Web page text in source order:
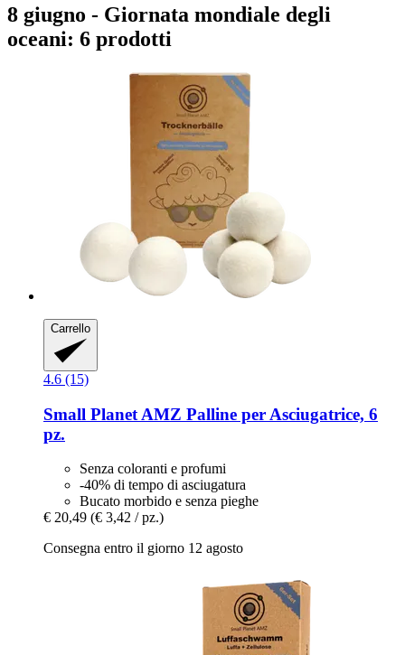
8 giugno - Giornata mondiale degli
oceani: 6 prodotti
Carrello
4.6 (15)
Small Planet AMZ Palline per Asciugatrice, 6
pz.
Senza coloranti e profumi
-40% di tempo di asciugatura
Bucato morbido e senza pieghe
€ 20,49 (€ 3,42 / pz.)
Consegna entro il giorno 12 agosto